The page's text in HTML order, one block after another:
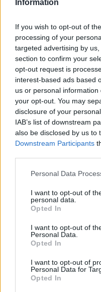
Information
If you wish to opt-out of
processing of your
targeted advertising by
section to confirm your
opt-out request is
interest-based ads based
us or personal
your opt-out. You may
disclosure of your
IAB’s list of downstream
also be disclosed by us to
Downstream Participants
Personal Data
I want to opt-out of
personal data.
Opted In
I want to opt-out of
Personal Data.
Opted In
I want to opt-out of
Personal Data for
Opted In
Πωλείται σπίτι
19/06/2026 21:02
Σπάρτη: Πωλείται
Καλλιτεχνικό
07/03/2026 20:05